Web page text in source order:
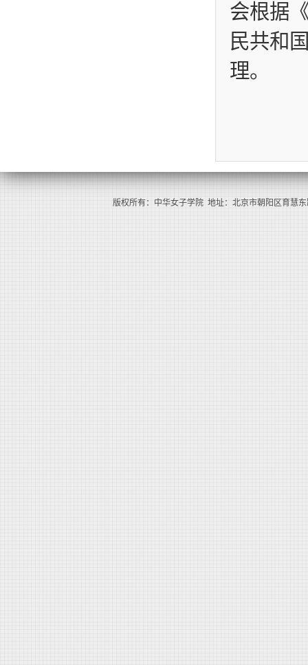
会根据
民共和
理。
版权所有：中华女子学院 地址：北京市朝阳区育慧